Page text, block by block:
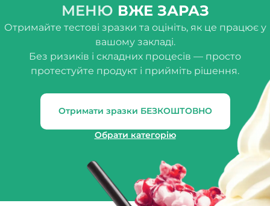
МЕНЮ ВЖЕ ЗАРАЗ
Отримайте тестові зразки та оцініть, як це працює у
вашому закладі.
Без ризиків і складних процесів — просто
протестуйте продукт і прийміть рішення.
Отримати зразки БЕЗКОШТОВНО
Обрати категорію